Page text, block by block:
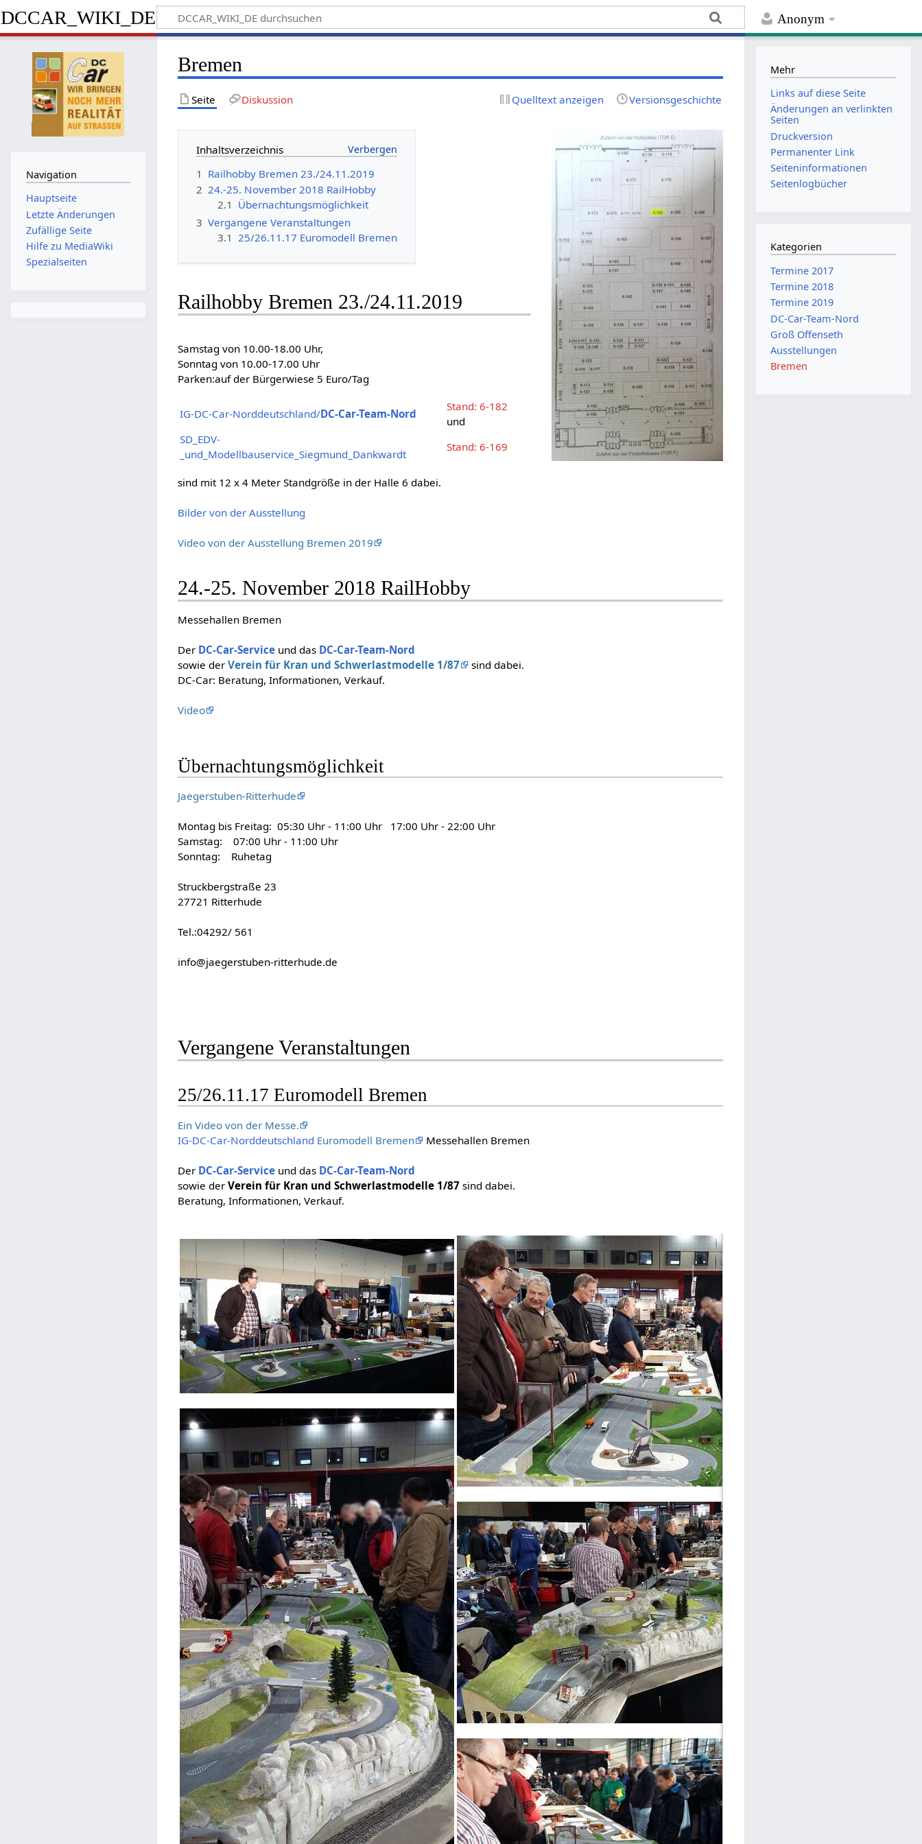
Anonym
DCCAR_WIKI_DE
Bremen
Seite Diskussion Quelltext anzeigen Versionsgeschichte
Inhaltsverzeichnis
1 Railhobby Bremen 23./24.11.2019
2 24.-25. November 2018 RailHobby
2.1 Übernachtungsmöglichkeit
3 Vergangene Veranstaltungen
3.1 25/26.11.17 Euromodell Bremen
Railhobby Bremen 23./24.11.2019
Samstag von 10.00-18.00 Uhr,
Sonntag von 10.00-17.00 Uhr
Parken:auf der Bürgerwiese 5 Euro/Tag
IG-DC-Car-Norddeutschland/DC-Car-Team-Nord
Stand: 6-182
und
SD_EDV-
_und_Modellbauservice_Siegmund_Dankwardt
Stand: 6-169
sind mit 12 x 4 Meter Standgröße in der Halle 6 dabei.
Bilder von der Ausstellung
Video von der Ausstellung Bremen 2019
24.-25. November 2018 RailHobby
Messehallen Bremen
Der DC-Car-Service und das DC-Car-Team-Nord
sowie derVerein für Kran und Schwerlastmodelle 1/87
sind dabei.
DC-Car: Beratung, Informationen, Verkauf.
Video
Übernachtungsmöglichkeit
Jaegerstuben-Ritterhude
Montag bis Freitag: 05:30 Uhr - 11:00 Uhr 17:00 Uhr - 22:00 Uhr
Samstag: 07:00 Uhr - 11:00 Uhr
Sonntag: Ruhetag
Struckbergstraße 23
27721 Ritterhude
Tel.:04292/ 561
info@jaegerstuben-ritterhude.de
Vergangene Veranstaltungen
25/26.11.17 Euromodell Bremen
Ein Video von der Messe.
IG-DC-Car-Norddeutschland Euromodell Bremen Messehallen Bremen
Der DC-Car-Service und das DC-Car-Team-Nord
sowie derVerein für Kran und Schwerlastmodelle 1/87 sind dabei.
Beratung, Informationen, Verkauf.
Navigation
Hauptseite
Letzte Änderungen
Zufällige Seite
Hilfe zu MediaWiki
Spezialseiten
Mehr
Links auf diese Seite
Änderungen an verlinkten
Seiten
Druckversion
Permanenter Link
Seiten­­informationen
Seitenlogbücher
Kategorien
Termine 2017
Termine 2018
Termine 2019
DC-Car-Team-Nord
Groß Offenseth
Ausstellungen
Bremen